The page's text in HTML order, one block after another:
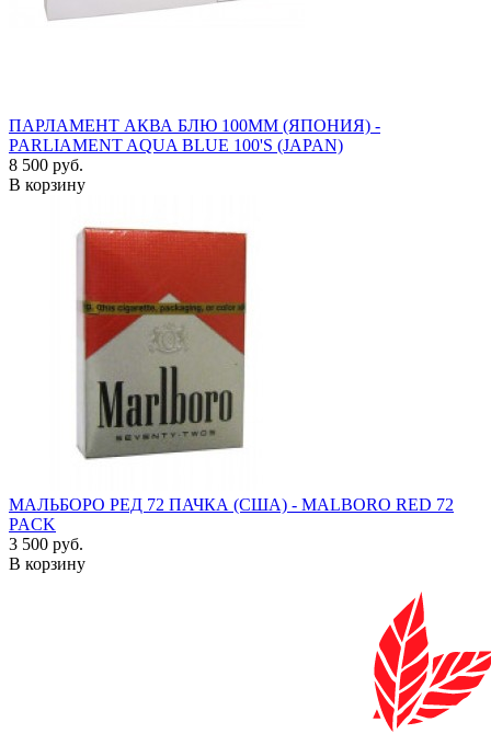
ПАРЛАМЕНТ АКВА БЛЮ 100ММ (ЯПОНИЯ) -
PARLIAMENT AQUA BLUE 100'S (JAPAN)
8 500 руб.
В корзину
МАЛЬБОРО РЕД 72 ПАЧКА (США) - MALBORO RED 72
PACK
3 500 руб.
В корзину